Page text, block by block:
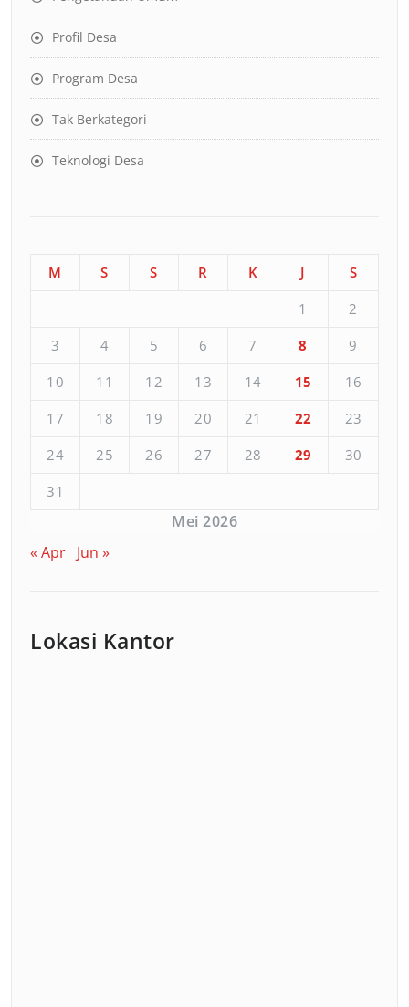
Profil Desa
Program Desa
Tak Berkategori
Teknologi Desa
Mei 2026
M S S R K J
S
1
2
3
4 5 6 7 8
9
10
11 12 13 14 15
16
17
18 19 20 21 22
23
24
25 26 27 28 29
30
31
« Apr Jun »
Lokasi Kantor